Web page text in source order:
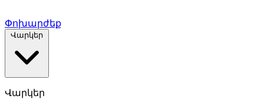
Փոխարժեք
Վարկեր
Վարկեր